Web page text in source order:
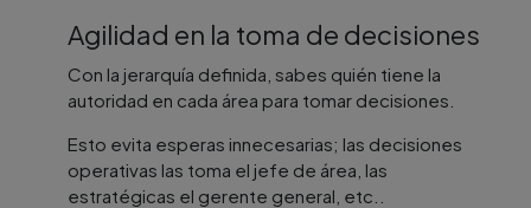
Agilidad en la toma de decisiones
Con la jerarquía definida, sabes quién tiene la
autoridad en cada área para tomar decisiones.
Esto evita esperas innecesarias; las decisiones
operativas las toma el jefe de área, las
estratégicas el gerente general, etc..